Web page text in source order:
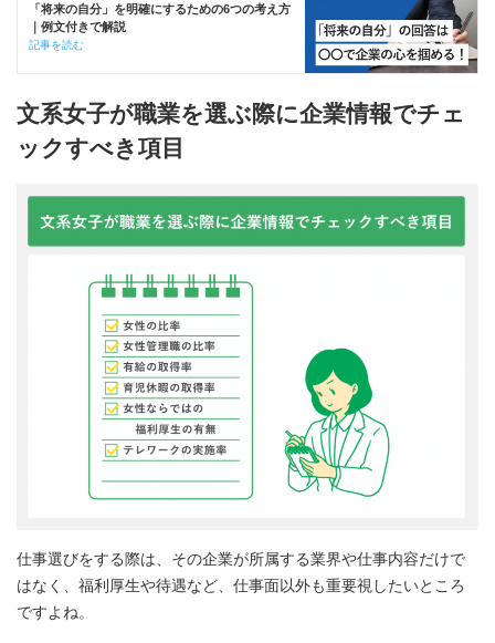
「将来の自分」を明確にするための6つの考え方
｜例文付きで解説
記事を読む
文系女子が職業を選ぶ際に企業情報でチェ
ックすべき項目
仕事選びをする際は、その企業が所属する業界や仕事内容だけで
はなく、福利厚生や待遇など、仕事面以外も重要視したいところ
ですよね。